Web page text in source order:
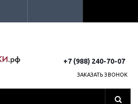
+7 (988) 240-70-07
ЗАКАЗАТЬ ЗВОНОК